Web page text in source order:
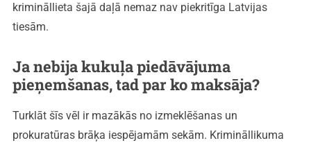
krimināllieta šajā daļā nemaz nav piekritīga Latvijas
tiesām.
Ja nebija kukuļa piedāvājuma
pieņemšanas, tad par ko maksāja?
Turklāt šīs vēl ir mazākās no izmeklēšanas un
prokuratūras brāķa iespējamām sekām. Krimināllikuma